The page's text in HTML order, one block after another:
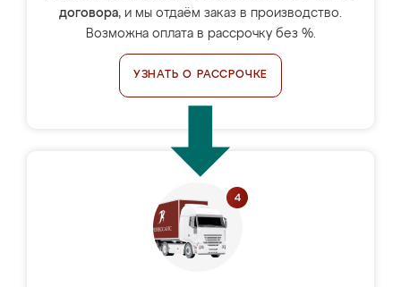
договора, и мы отдаём заказ в производство.
Возможна оплата в рассрочку без %.
УЗНАТЬ О РАССРОЧКЕ